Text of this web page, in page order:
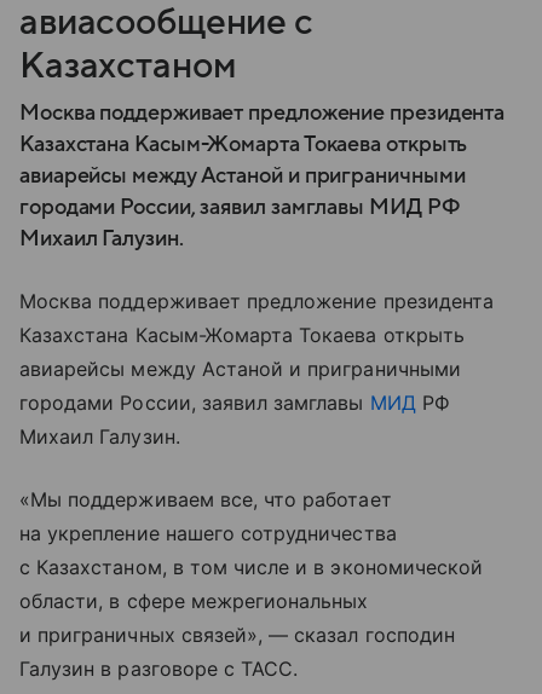
авиасообщение с
Казахстаном
Москва поддерживает предложение президента
Казахстана Касым-Жомарта Токаева открыть
авиарейсы между Астаной и приграничными
городами России, заявил замглавы МИД РФ
Михаил Галузин.
Москва поддерживает предложение президента
Казахстана Касым-Жомарта Токаева открыть
авиарейсы между Астаной и приграничными
городами России, заявил замглавы МИД РФ
Михаил Галузин.
«Мы поддерживаем все, что работает
на укрепление нашего сотрудничества
с Казахстаном, в том числе и в экономической
области, в сфере межрегиональных
и приграничных связей», — сказал господин
Галузин в разговоре с ТАСС.